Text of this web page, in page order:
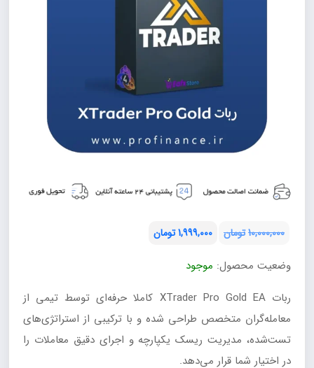
تومان10,000,000
اصلی:
تومان10,000,000
بود.
تومان1,999,000
فعلی:
تومان1,999,000.
وضعیت محصول: موجود
ربات XTrader Pro Gold EA کاملا حرفه‌ای توسط تیمی از
معامله‌گران متخصص طراحی شده و با ترکیبی از استراتژی‌های
تست‌شده، مدیریت ریسک یکپارچه و اجرای دقیق معاملات را
در اختیار شما قرار می‌دهد.